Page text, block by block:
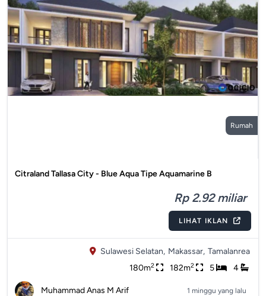
Rumah
Citraland Tallasa City - Blue Aqua Tipe Aquamarine B
Rp 2.92 miliar
LIHAT IKLAN
Sulawesi Selatan, Makassar, Tamalanrea
180m2 182m2 5 4
Muhammad Anas M Arif 1 minggu yang lalu